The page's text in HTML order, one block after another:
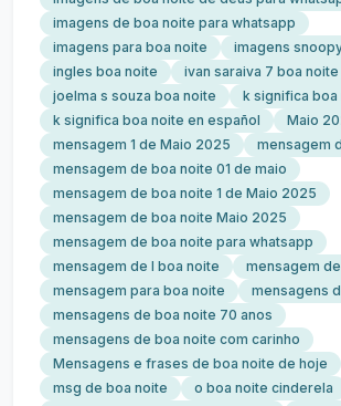
imagens de boa noite para whatsapp
imagens para boa noite
imagens
ingles boa noite
ivan saraiva 7 boa
joelma s souza boa noite
k significa boa
k significa boa noite en español
Maio
mensagem 1 de Maio 2025
mensagem
mensagem de boa noite 01 de maio
mensagem de boa noite 1 de Maio 2025
mensagem de boa noite Maio 2025
mensagem de boa noite para whatsapp
mensagem de l boa noite
mensagem
mensagem para boa noite
mensagens
mensagens de boa noite 70 anos
mensagens de boa noite com carinho
Mensagens e frases de boa noite de hoje
msg de boa noite
o boa noite cinderela